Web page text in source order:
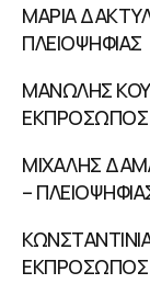
ΜΑΡΙΑ
ΠΛΕΙΟΨΗΦΙΑΣ
ΜΑΝΩΛΗΣ
ΕΚΠΡΟΣΩΠΟΣ
ΜΙΧΑΛΗΣ
–
ΕΚΠΡΟΣΩΠΟΣ